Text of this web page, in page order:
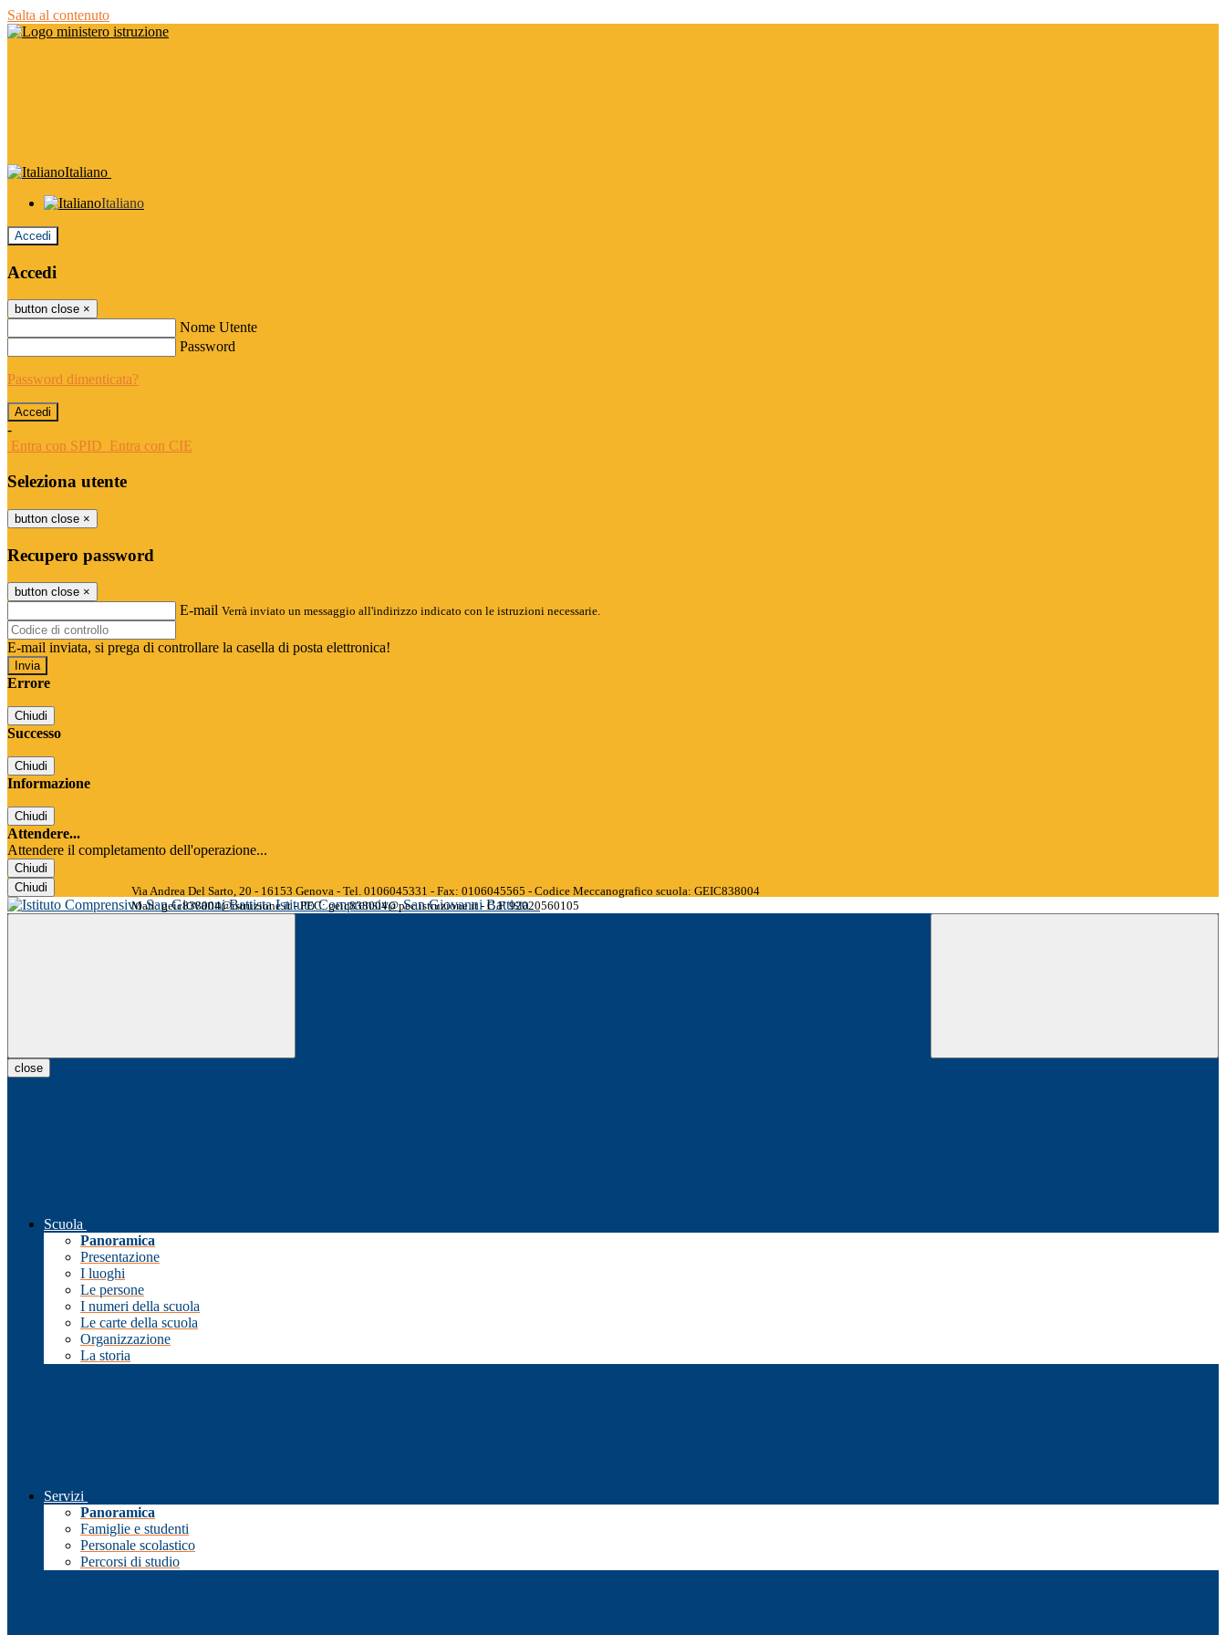
Salta al contenuto
Italiano
Italiano
Accedi
Accedi
button close ×
Nome Utente
Password
Password dimenticata?
-
Entra con SPID Entra con CIE
Seleziona utente
button close ×
Recupero password
button close ×
E-mail Verrà inviato un messaggio all'indirizzo indicato con le istruzioni necessarie.
E-mail inviata, si prega di controllare la casella di posta elettronica!
Errore
Chiudi
Successo
Chiudi
Informazione
Chiudi
Attendere...
Attendere il completamento dell'operazione...
Chiudi
Chiudi
Istituto Comprensivo San Giovanni Battista
Via Andrea Del Sarto, 20 - 16153 Genova - Tel. 0106045331 - Fax: 0106045565 - Codice Meccanografico scuola: GEIC838004
Mail: geic838004@istruzione.it - PEC: geic838004@pec.istruzione.it - C.F. 92020560105
close
Scuola
Panoramica
Presentazione
I luoghi
Le persone
I numeri della scuola
Le carte della scuola
Organizzazione
La storia
Servizi
Panoramica
Famiglie e studenti
Personale scolastico
Percorsi di studio